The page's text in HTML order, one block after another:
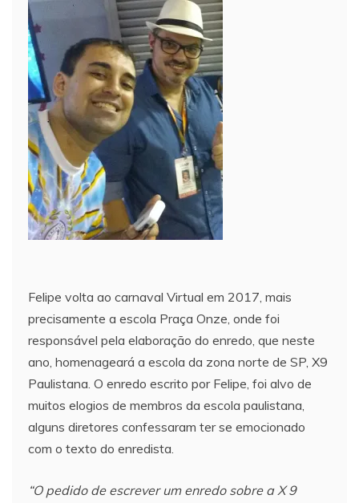
Felipe volta ao carnaval Virtual em 2017, mais
precisamente a escola Praça Onze, onde foi
responsável pela elaboração do enredo, que neste
ano, homenageará a escola da zona norte de SP, X9
Paulistana. O enredo escrito por Felipe, foi alvo de
muitos elogios de membros da escola paulistana,
alguns diretores confessaram ter se emocionado
com o texto do enredista.
“O pedido de escrever um enredo sobre a X 9